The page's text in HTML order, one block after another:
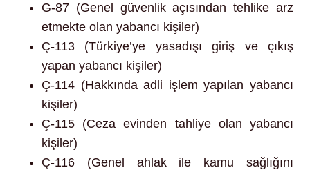
G-87 (Genel güvenlik açısından tehlike arz
etmekte olan yabancı kişiler)
Ç-113 (Türkiye’ye yasadışı giriş ve çıkış
yapan yabancı kişiler)
Ç-114 (Hakkında adli işlem yapılan yabancı
kişiler)
Ç-115 (Ceza evinden tahliye olan yabancı
kişiler)
Ç-116 (Genel ahlak ile kamu sağlığını